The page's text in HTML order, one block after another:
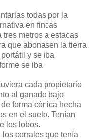
todas por la
en fincas
tres metros a estacas
que abonasen la tierra
y se iba
se iba
cada propietario
al ganado bajo
forma cónica hecha
en el suelo. Tenían
los lobos.
corrales que tenía